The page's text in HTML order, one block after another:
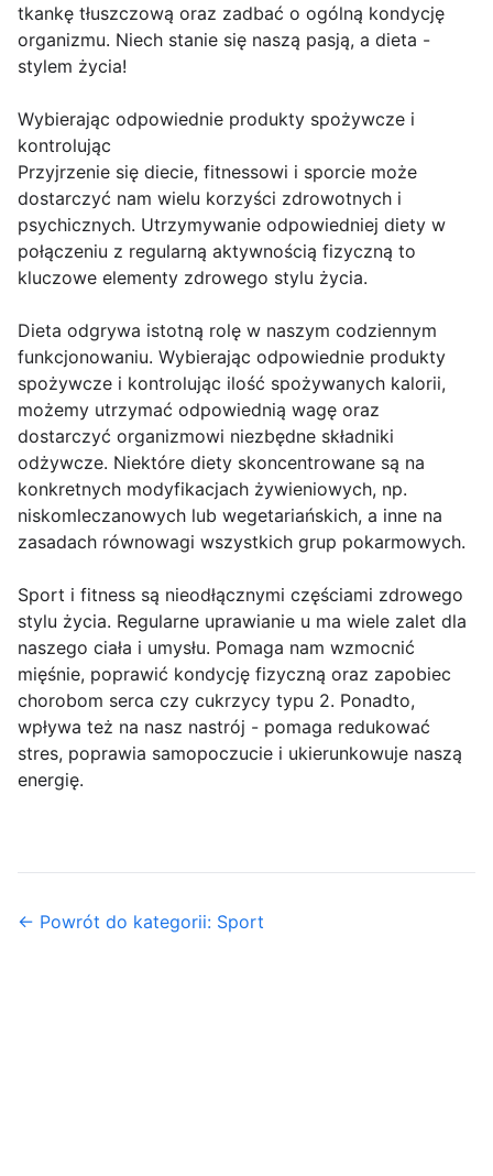
tkankę tłuszczową oraz zadbać o ogólną kondycję
organizmu. Niech stanie się naszą pasją, a dieta -
stylem życia!
Wybierając odpowiednie produkty spożywcze i
kontrolując
Przyjrzenie się diecie, fitnessowi i sporcie może
dostarczyć nam wielu korzyści zdrowotnych i
psychicznych. Utrzymywanie odpowiedniej diety w
połączeniu z regularną aktywnością fizyczną to
kluczowe elementy zdrowego stylu życia.
Dieta odgrywa istotną rolę w naszym codziennym
funkcjonowaniu. Wybierając odpowiednie produkty
spożywcze i kontrolując ilość spożywanych kalorii,
możemy utrzymać odpowiednią wagę oraz
dostarczyć organizmowi niezbędne składniki
odżywcze. Niektóre diety skoncentrowane są na
konkretnych modyfikacjach żywieniowych, np.
niskomleczanowych lub wegetariańskich, a inne na
zasadach równowagi wszystkich grup pokarmowych.
Sport i fitness są nieodłącznymi częściami zdrowego
stylu życia. Regularne uprawianie u ma wiele zalet dla
naszego ciała i umysłu. Pomaga nam wzmocnić
mięśnie, poprawić kondycję fizyczną oraz zapobiec
chorobom serca czy cukrzycy typu 2. Ponadto,
wpływa też na nasz nastrój - pomaga redukować
stres, poprawia samopoczucie i ukierunkowuje naszą
energię.
← Powrót do kategorii: Sport